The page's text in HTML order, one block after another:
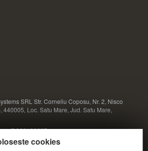
SRL Str. Corneliu Coposu, Nr. 2, Nisco
440005, Loc. Satu Mare, Jud. Satu Mare,
RO33133887
327/2014cookies